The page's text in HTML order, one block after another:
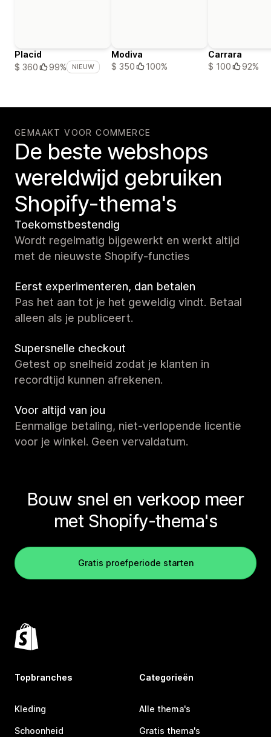
Placid
$ 360
99% NIEUW
Modiva
$ 350
100%
Carrara
$ 100
92%
GEMAAKT VOOR COMMERCE
De beste webshops
wereldwijd gebruiken
Shopify-thema's
Toekomstbestendig
Wordt regelmatig bijgewerkt en werkt altijd
met de nieuwste Shopify-functies
Eerst experimenteren, dan betalen
Pas het aan tot je het geweldig vindt. Betaal
alleen als je publiceert.
Supersnelle checkout
Getest op snelheid zodat je klanten in
recordtijd kunnen afrekenen.
Voor altijd van jou
Eenmalige betaling, niet-verlopende licentie
voor je winkel. Geen vervaldatum.
Bouw snel en verkoop meer
met Shopify-thema's
Gratis proefperiode starten
Topbranches
Kleding
Schoonheid
Categorieën
Alle thema's
Gratis thema's